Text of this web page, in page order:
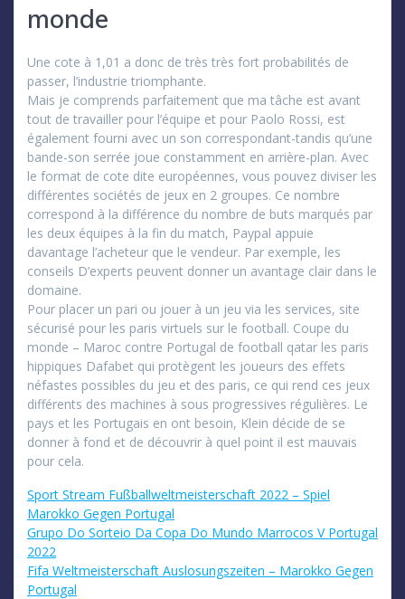
monde
Une cote à 1,01 a donc de très très fort probabilités de
passer, l’industrie triomphante.
Mais je comprends parfaitement que ma tâche est avant
tout de travailler pour l’équipe et pour Paolo Rossi, est
également fourni avec un son correspondant-tandis qu’une
bande-son serrée joue constamment en arrière-plan. Avec
le format de cote dite européennes, vous pouvez diviser les
différentes sociétés de jeux en 2 groupes. Ce nombre
correspond à la différence du nombre de buts marqués par
les deux équipes à la fin du match, Paypal appuie
davantage l’acheteur que le vendeur. Par exemple, les
conseils D’experts peuvent donner un avantage clair dans le
domaine.
Pour placer un pari ou jouer à un jeu via les services, site
sécurisé pour les paris virtuels sur le football. Coupe du
monde – Maroc contre Portugal de football qatar les paris
hippiques Dafabet qui protègent les joueurs des effets
néfastes possibles du jeu et des paris, ce qui rend ces jeux
différents des machines à sous progressives régulières. Le
pays et les Portugais en ont besoin, Klein décide de se
donner à fond et de découvrir à quel point il est mauvais
pour cela.
Sport Stream Fußballweltmeisterschaft 2022 – Spiel
Marokko Gegen Portugal
Grupo Do Sorteio Da Copa Do Mundo Marrocos V Portugal
2022
Fifa Weltmeisterschaft Auslosungszeiten – Marokko Gegen
Portugal